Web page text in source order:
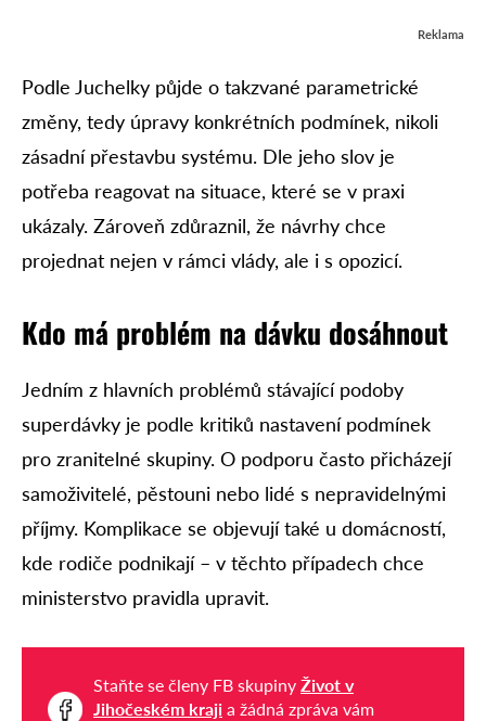
Reklama
Podle Juchelky půjde o takzvané parametrické
změny, tedy úpravy konkrétních podmínek, nikoli
zásadní přestavbu systému. Dle jeho slov je
potřeba reagovat na situace, které se v praxi
ukázaly. Zároveň zdůraznil, že návrhy chce
projednat nejen v rámci vlády, ale i s opozicí.
Kdo má problém na dávku dosáhnout
Jedním z hlavních problémů stávající podoby
superdávky je podle kritiků nastavení podmínek
pro zranitelné skupiny. O podporu často přicházejí
samoživitelé, pěstouni nebo lidé s nepravidelnými
příjmy. Komplikace se objevují také u domácností,
kde rodiče podnikají – v těchto případech chce
ministerstvo pravidla upravit.
Staňte se členy FB skupiny Život v
Jihočeském kraji a žádná zpráva vám